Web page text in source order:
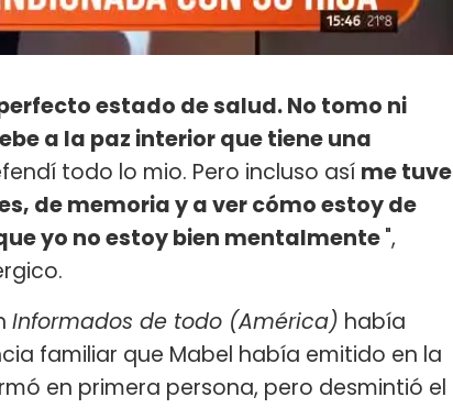
estado de salud. No tomo ni
a la paz interior que tiene una
todo lo mio. Pero incluso así me tuve
de memoria y a ver cómo estoy de
yo no estoy bien mentalmente",
Informados de todo (América) había
familiar que Mabel había emitido en la
en primera persona, pero desmintió el